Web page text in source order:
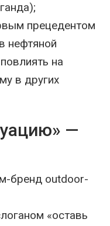
прецедентом
нефтяной
на
в других
—
бренд outdoor-
«оставь